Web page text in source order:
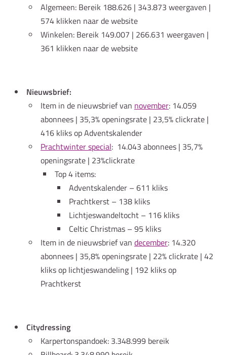
Algemeen: Bereik 188.626 | 343.873 weergaven |
574 klikken naar de website
Winkelen: Bereik 149.007 | 266.631 weergaven |
361 klikken naar de website
Nieuwsbrief:
Item in de nieuwsbrief van november: 14.059
abonnees | 35,3% openingsrate | 23,5% clickrate |
416 kliks op Adventskalender
Prachtwinter special: 14.043 abonnees | 35,7%
openingsrate | 23%clickrate
Top 4 items:
Adventskalender – 611 kliks
Prachtkerst – 138 kliks
Lichtjeswandeltocht – 116 kliks
Celtic Christmas – 95 kliks
Item in de nieuwsbrief van december: 14.320
abonnees | 35,8% openingsrate | 22% clickrate | 42
kliks op lichtjeswandeling | 192 kliks op
Prachtkerst
Citydressing
Karpertonspandoek: 3.348.999 bereik